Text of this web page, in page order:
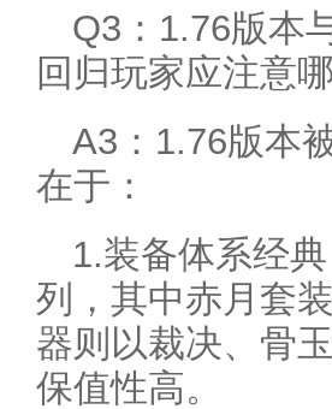
Q3：1.76版本
回归玩家应注意
A3：1.76版本
在于：
1.装备体系经
列，其中赤月套
器则以裁决、骨
保值性高。